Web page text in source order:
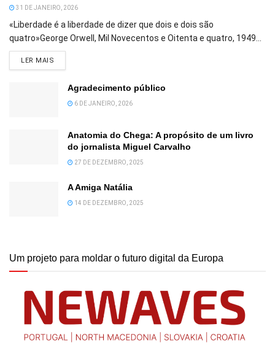
31 DE JANEIRO, 2026
«Liberdade é a liberdade de dizer que dois e dois são
quatro»George Orwell, Mil Novecentos e Oitenta e quatro, 1949...
LER MAIS
Agradecimento público
6 DE JANEIRO, 2026
Anatomia do Chega: A propósito de um livro
do jornalista Miguel Carvalho
27 DE DEZEMBRO, 2025
A Amiga Natália
14 DE DEZEMBRO, 2025
Um projeto para moldar o futuro digital da Europa